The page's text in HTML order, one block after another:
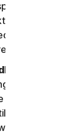
tjenester eller
softwaren eller
overordnede
opdateringer,
være til rådighed
at modtage nye
som vi fra